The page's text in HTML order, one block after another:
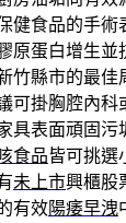
健食品的手術
原蛋白增生並
竹縣市的最佳
可掛胸腔內科
具表面頑固污
食品皆可挑選
未上市興櫃股
有效陽痿早洩